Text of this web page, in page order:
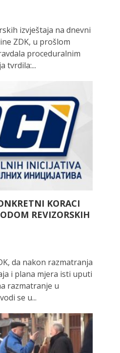
izvještaja na dnevni
ZDK, u prošlom
proceduralnim
tvrdila:...
KORACI
REVIZORSKIH
da nakon razmatranja
i plana mjera isti uputi
razmatranje u
se u...